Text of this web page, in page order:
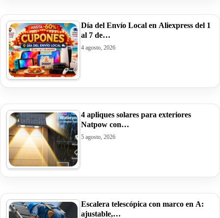
Día del Envío Local en Aliexpress del 1
al 7 de…
4 agosto, 2026
4 apliques solares para exteriores
Natpow con…
5 agosto, 2026
Escalera telescópica con marco en A:
ajustable,…